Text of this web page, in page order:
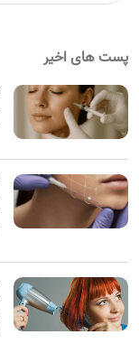
پست های اخیر